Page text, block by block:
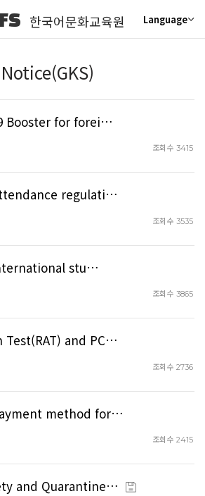
한국어문화교육원 Language
Notice(GKS)
Booster for forei…
조회수 3415
regulati…
조회수 3535
stu…
조회수 3865
Test(RAT) and PC…
조회수 2736
method for…
조회수 2415
and Quarantine…